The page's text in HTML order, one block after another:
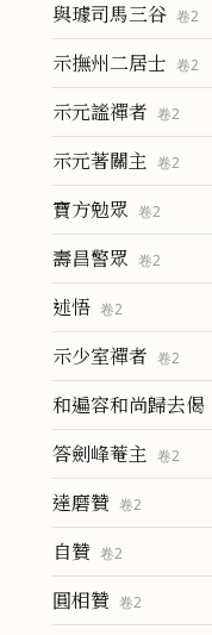
與璩司馬三谷 卷2
示撫州二居士 卷2
示元謐禪者 卷2
示元著關主 卷2
寶方勉眾 卷2
壽昌警眾 卷2
述悟 卷2
示少室禪者 卷2
和遍容和尚歸去偈
答劍峰菴主 卷2
達磨贊 卷2
自贊 卷2
圓相贊 卷2